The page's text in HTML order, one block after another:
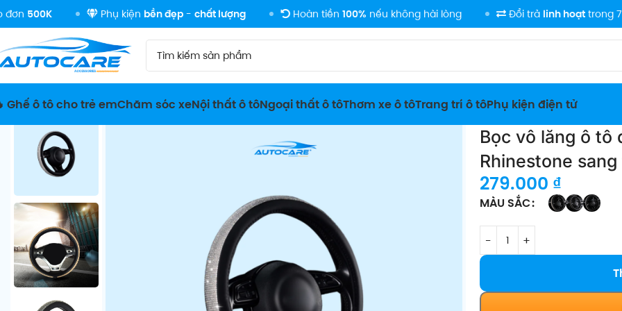
Phụ kiệnbền đẹp-chất lượng Hoàn tiền100% nếu không hài lòng Đổi trả linh hoạttrong 7 ngày
Ghế ô tô cho trẻ emChăm sóc xeNội thất ô tôNgoại thất ô tôThơm xe ô tôTrang trí ô tôPhụ kiện điện tử
Bọc vô lăng ô tô
Rhinestone
279.000 ₫
MÀU SẮC